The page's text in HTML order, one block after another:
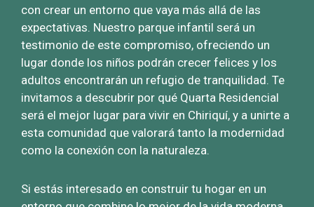
con crear un entorno que vaya más allá de las
expectativas. Nuestro parque infantil será un
testimonio de este compromiso, ofreciendo un
lugar donde los niños podrán crecer felices y los
adultos encontrarán un refugio de tranquilidad. Te
invitamos a descubrir por qué Quarta Residencial
será el mejor lugar para vivir en Chiriquí, y a unirte a
esta comunidad que valorará tanto la modernidad
como la conexión con la naturaleza.
Si estás interesado en construir tu hogar en un